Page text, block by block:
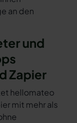
an den
und
Zapier
hellomateo
mit mehr als